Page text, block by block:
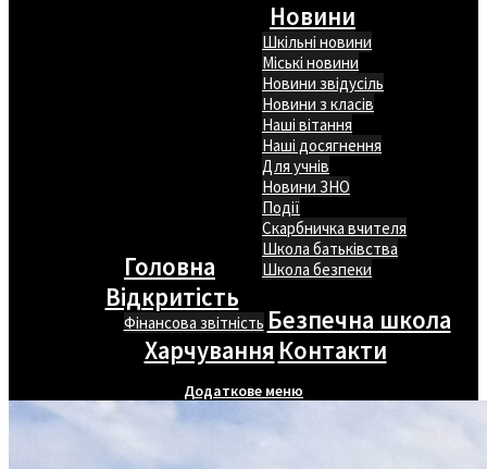
Головна
Новини
Шкільні новини
Міські новини
Новини звідусіль
Новини з класів
Наші вітання
Наші досягнення
Для учнів
Новини ЗНО
Події
Скарбничка вчителя
Школа батьківства
Школа безпеки
Відкритість
Фінансова звітність Безпечна школа
Харчування Контакти
Додаткове меню